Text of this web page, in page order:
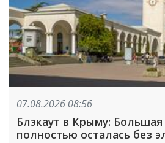
07.08.2026 08:56
Блэкаут в Крыму:
полностью осталась без